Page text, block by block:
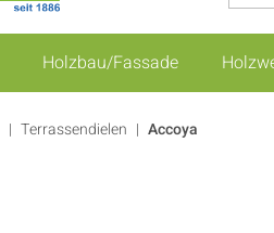
Holzbau/Fassade
| Terrassendielen | Accoya